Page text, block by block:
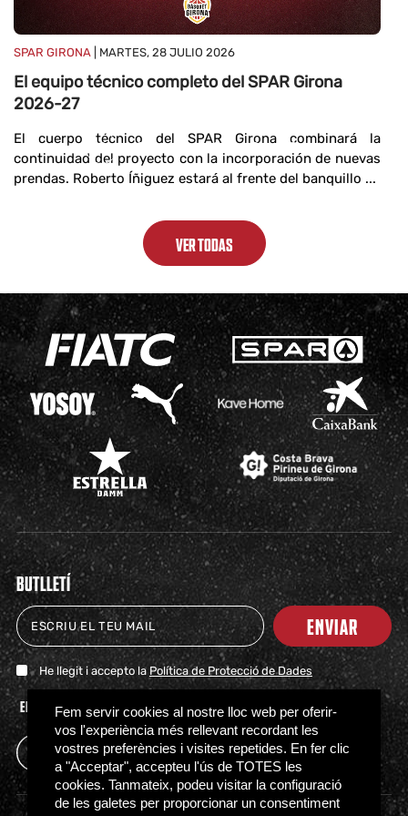
SPAR GIRONA | MARTES, 28 JULIO 2026
El equipo técnico completo del SPAR Girona
2026-27
El cuerpo técnico del SPAR Girona combinará la
continuidad del proyecto con la incorporación de nuevas
prendas. Roberto Íñiguez estará al frente del banquillo ...
VER TODAS
BUTLLETÍ
ENVIAR
He llegit i accepto la Política de Protecció de Dades
ENTRADASTIENDACLUBHITOSPARTNERSACTUALIDAD PRENSA
Fem servir cookies al nostre lloc web per oferir-
vos l'experiència més rellevant recordant les
vostres preferències i visites repetides. En fer clic
a "Acceptar", accepteu l'ús de TOTES les
cookies. Tanmateix, podeu visitar la configuració
de les galetes per proporcionar un consentiment